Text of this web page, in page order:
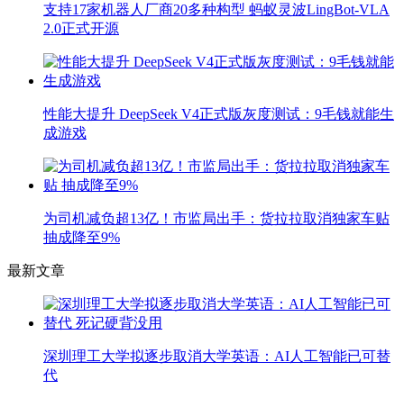
支持17家机器人厂商20多种构型 蚂蚁灵波LingBot-VLA
2.0正式开源
性能大提升 DeepSeek V4正式版灰度测试：9毛钱就能生
成游戏
为司机减负超13亿！市监局出手：货拉拉取消独家车贴
抽成降至9%
最新文章
深圳理工大学拟逐步取消大学英语：AI人工智能已可替
代